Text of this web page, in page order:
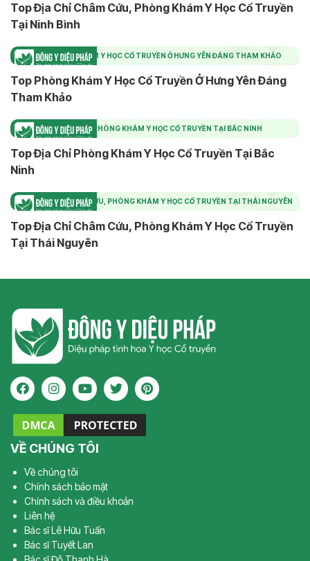
Top Địa Chỉ Châm Cứu, Phòng Khám Y Học Cổ Truyền
Tại Ninh Bình
TOP PHÒNG KHÁM Y HỌC CỔ TRUYỀN Ở HƯNG YÊN ĐÁNG THAM KHẢO
Top Phòng Khám Y Học Cổ Truyền Ở Hưng Yên Đáng
Tham Khảo
TOP ĐỊA CHỈ PHÒNG KHÁM Y HỌC CỔ TRUYỀN TẠI BẮC NINH
Top Địa Chỉ Phòng Khám Y Học Cổ Truyền Tại Bắc
Ninh
TOP ĐỊA CHỈ CHÂM CỨU, PHÒNG KHÁM Y HỌC CỔ TRUYỀN TẠI THÁI NGUYÊN
Top Địa Chỉ Châm Cứu, Phòng Khám Y Học Cổ Truyền
Tại Thái Nguyên
VỀ CHÚNG TÔI
Về chúng tôi
Chính sách bảo mật
Chính sách và điều khoản
Liên hệ
Bác sĩ Lê Hữu Tuấn
Bác sĩ Tuyết Lan